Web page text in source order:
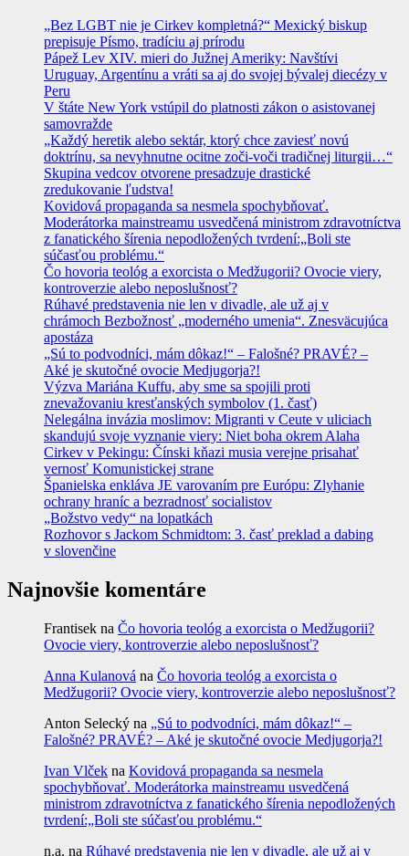
„Bez LGBT nie je Cirkev kompletná?“ Mexický biskup
prepisuje Písmo, tradíciu aj prírodu
Pápež Lev XIV. mieri do Južnej Ameriky: Navštívi
Uruguay, Argentínu a vráti sa aj do svojej bývalej diecézy v
Peru
V štáte New York vstúpil do platnosti zákon o asistovanej
samovražde
„Každý heretik alebo sektár, ktorý chce zaviesť novú
doktrínu, sa nevyhnutne ocitne zoči-voči tradičnej liturgii…“
Skupina vedcov otvorene presadzuje drastické
zredukovanie ľudstva!
Kovidová propaganda sa nesmela spochybňovať.
Moderátorka mainstreamu usvedčená ministrom zdravotníctva
z fanatického šírenia nepodložených tvrdení:„Boli ste
súčasťou problému.“
Čo hovoria teológ a exorcista o Medžugorii? Ovocie viery,
kontroverzie alebo neposlušnosť?
Rúhavé predstavenia nie len v divadle, ale už aj v
chrámoch Bezbožnosť „moderného umenia“. Znesväcujúca
apostáza
„Sú to podvodníci, mám dôkaz!“ – Falošné? PRAVÉ? –
Aké je skutočné ovocie Medjugorja?!
Výzva Mariána Kuffu, aby sme sa spojili proti
znevažovaniu kresťanských symbolov (1. časť)
Nelegálna invázia moslimov: Migranti v Ceute v uliciach
skandujú svoje vyznanie viery: Niet boha okrem Alaha
Cirkev v Pekingu: Čínski kňazi musia verejne prisahať
vernosť Komunistickej strane
Španielska enkláva JE varovaním pre Európu: Zlyhanie
ochrany hraníc a bezradnosť socialistov
„Božstvo vedy“ na lopatkách
Rozhovor s Jackom Schmidtom: 3. časť preklad a dabing
v slovenčine
Najnovšie komentáre
Frantisek na Čo hovoria teológ a exorcista o Medžugorii?
Ovocie viery, kontroverzie alebo neposlušnosť?
Anna Kulanová na Čo hovoria teológ a exorcista o
Medžugorii? Ovocie viery, kontroverzie alebo neposlušnosť?
Anton Selecký na „Sú to podvodníci, mám dôkaz!“ –
Falošné? PRAVÉ? – Aké je skutočné ovocie Medjugorja?!
Ivan Vlček na Kovidová propaganda sa nesmela
spochybňovať. Moderátorka mainstreamu usvedčená
ministrom zdravotníctva z fanatického šírenia nepodložených
tvrdení:„Boli ste súčasťou problému.“
n.a. na Rúhavé predstavenia nie len v divadle, ale už aj v